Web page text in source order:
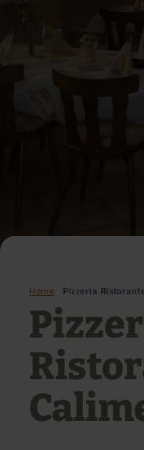
Home Pizzeria